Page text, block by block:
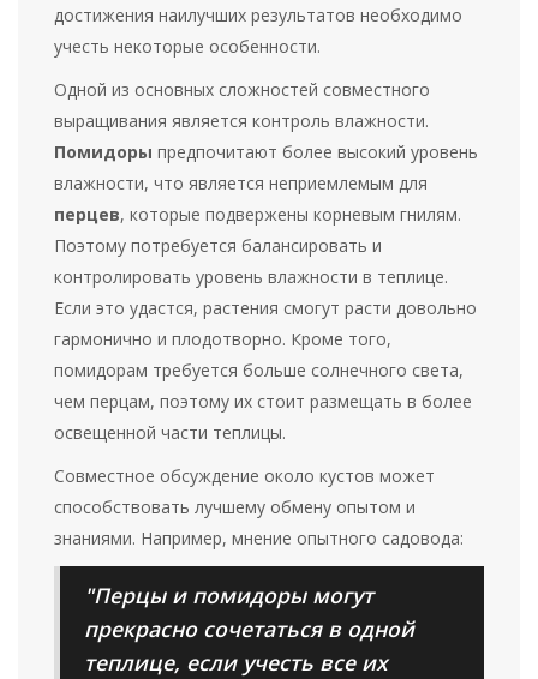
достижения наилучших результатов необходимо
учесть некоторые особенности.
Одной из основных сложностей совместного
выращивания является контроль влажности.
Помидоры предпочитают более высокий уровень
влажности, что является неприемлемым для
перцев, которые подвержены корневым гнилям.
Поэтому потребуется балансировать и
контролировать уровень влажности в теплице.
Если это удастся, растения смогут расти довольно
гармонично и плодотворно. Кроме того,
помидорам требуется больше солнечного света,
чем перцам, поэтому их стоит размещать в более
освещенной части теплицы.
Совместное обсуждение около кустов может
способствовать лучшему обмену опытом и
знаниями. Например, мнение опытного садовода:
"Перцы и помидоры могут
прекрасно сочетаться в одной
теплице, если учесть все их